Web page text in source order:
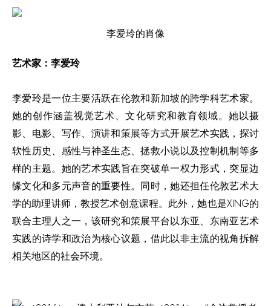
李爱玲的肖像
艺术家：李爱玲
李爱玲是一位主要活跃在伦敦和新加坡的跨学科艺术家。
她的创作涵盖视觉艺术、文化研究和教育领域。她以摄
影、电影、写作、演讲和策展等方式开展艺术实践，探讨
软性历史、感性与神圣生态、拯救小说以及控制机制等多
样的主题。她的艺术实践旨在突破单一权力形式，突显边
缘文化和多元声音的重要性。同时，她还担任伦敦艺术大
学的助理讲师，教授艺术创意课程。此外，她也是XING的
联合主理人之一，该研究和策展平台以东亚、东南亚艺术
实践的诗学和政治为核心议题，借此以非主流的视角拆解
相关地区的社会环境。